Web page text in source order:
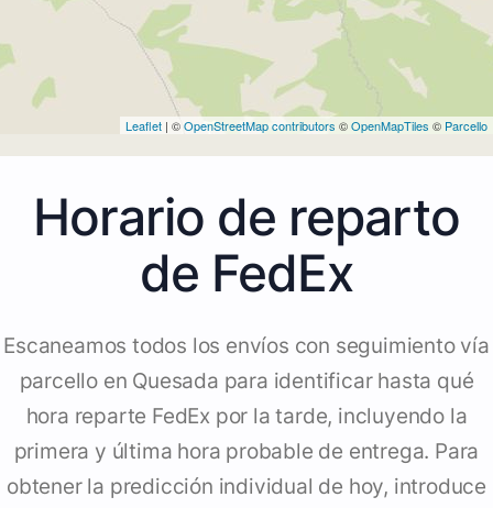
Leaflet | ©OpenStreetMap contributors ©OpenMapTiles © Parcello
Horario de reparto
de FedEx
Escaneamos todos los envíos con seguimiento vía
parcello en Quesada para identificar hasta qué
hora reparte FedEx por la tarde, incluyendo la
primera y última hora probable de entrega. Para
obtener la predicción individual de hoy, introduce